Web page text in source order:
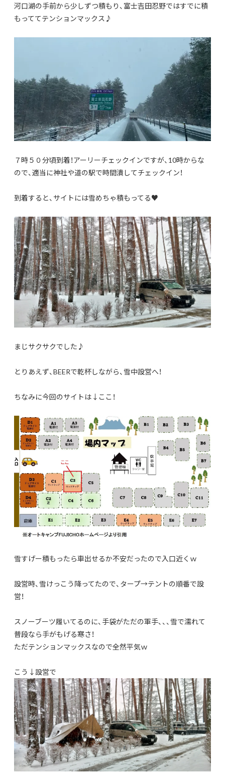
河口湖の手前から少しずつ積もり、富士吉田忍野ではすでに積
もっててテンションマックス♪
７時５０分頃到着！アーリーチェックインですが、10時からな
ので、適当に神社や道の駅で時間潰してチェックイン！
到着すると、サイトには雪めちゃ積もってる♥
まじサクサクでした♪
とりあえず、BEERで乾杯しながら、雪中設営へ！
ちなみに今回のサイトは↓ここ！
雪すげー積もったら車出せるか不安だったので入口近くｗ
設営時、雪けっこう降ってたので、タープ→テントの順番で設
営！
スノーブーツ履いてるのに、手袋がただの軍手、、、雪で濡れて
普段なら手がもげる寒さ！
ただテンションマックスなので全然平気ｗ
こう↓設営で